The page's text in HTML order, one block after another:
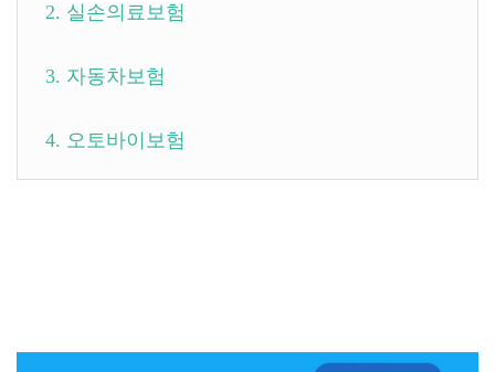
2. 실손의료보험
3. 자동차보험
4. 오토바이보험